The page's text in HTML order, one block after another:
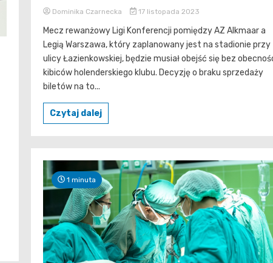
Dominika Czarnecka 17 listopada 2023
Mecz rewanżowy Ligi Konferencji pomiędzy AZ Alkmaar a
Legią Warszawa, który zaplanowany jest na stadionie przy
ulicy Łazienkowskiej, będzie musiał obejść się bez
kibiców holenderskiego klubu. Decyzję o braku sprzedaży
biletów na to...
Czytaj dalej
1 minuta